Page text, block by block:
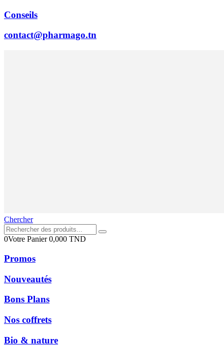
Conseils
contact@pharmago.tn
Chercher
0Votre Panier0,000 TND
Promos
Nouveautés
Bons Plans
Nos coffrets
Bio & nature